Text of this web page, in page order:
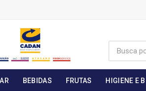
BEBIDAS FRUTAS HIGIENE E